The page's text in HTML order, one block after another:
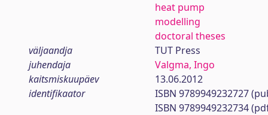
heat pump
modelling
doctoral theses
väljaandja
TUT Press
juhendaja
Valgma, Ingo
kaitsmiskuupäev
13.06.2012
identifikaator
ISBN 9789949232727
ISBN 9789949232734